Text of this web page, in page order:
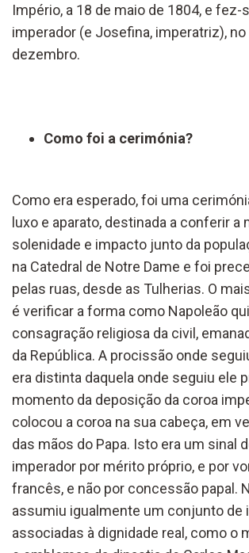
Império, a 18 de maio de 1804, e fez-
imperador (e Josefina, imperatriz), no
dezembro.
Como foi a cerimónia?
Como era esperado, foi uma
luxo e aparato, destinada a conferir a
solenidade e impacto junto da
na Catedral de Notre Dame e foi
pelas ruas, desde as Tulherias. O
é verificar a forma como Napoleão
consagração religiosa da civil,
da República. A procissão onde
era distinta daquela onde seguiu ele
momento da deposição da coroa
colocou a coroa na sua cabeça, em
das mãos do Papa. Isto era um sinal
imperador por mérito próprio, e por
francês, e não por concessão papal.
assumiu igualmente um conjunto de
associadas à dignidade real, como o